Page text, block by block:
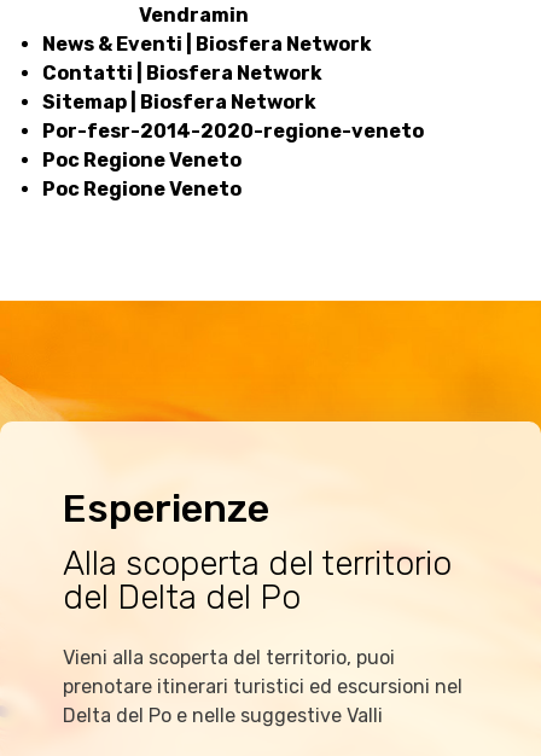
Vendramin
News & Eventi | Biosfera Network
Contatti | Biosfera Network
Sitemap | Biosfera Network
Por-fesr-2014-2020-regione-veneto
Poc Regione Veneto
Poc Regione Veneto
Esperienze
Alla scoperta del territorio
del Delta del Po
Vieni alla scoperta del territorio, puoi
prenotare itinerari turistici ed escursioni nel
Delta del Po e nelle suggestive Valli